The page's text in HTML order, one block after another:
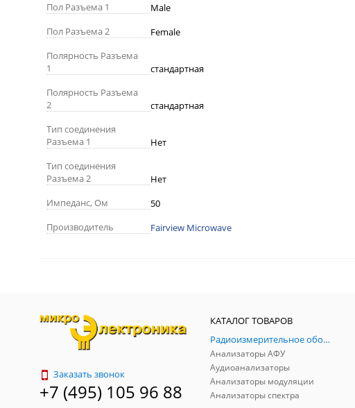
Пол Разъема 1
Male
Пол Разъема 2
Female
Полярность Разъема
1
стандартная
Полярность Разъема
2
стандартная
Тип соединения
Разъема 1
Нет
Тип соединения
Разъема 2
Нет
Импеданс, Ом
50
Производитель
Fairview Microwave
Заказать звонок
+7 (495) 105 96 88
КАТАЛОГ ТОВАРОВ
Радиоизмерительное оборудование
Анализаторы АФУ
Аудиоанализаторы
Анализаторы модуляции
Анализаторы спектра